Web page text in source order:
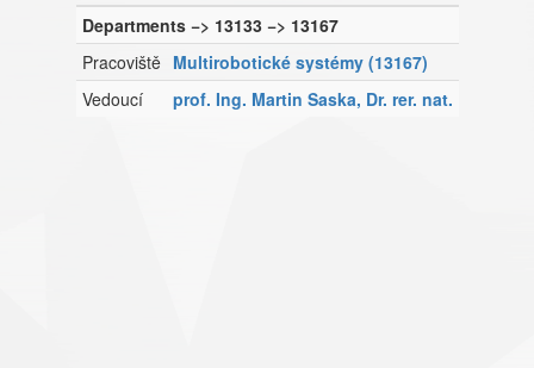
Departments −> 13133 −> 13167
Pracoviště Multirobotické systémy (13167)
Vedoucí
prof. Ing. Martin Saska, Dr. rer. nat.